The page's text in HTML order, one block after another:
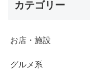
カテゴリー
お店・施設
グルメ系